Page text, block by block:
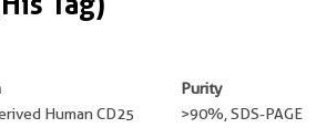
Human CD25
Purity
>90 %, SDS-PAGE